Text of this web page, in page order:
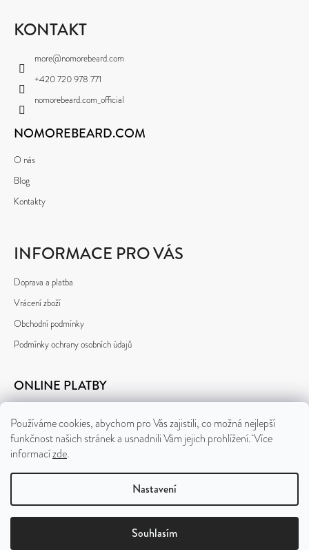
Používáme cookies, abychom pro Vás zajistili, co možná nejlepší
funkčnost našich stránek a usnadnili Vám jejich prohlížení. Více
informacízde.
Nastavení
Souhlasím
KONTAKT
more@nomorebeard.com
+420 720 978 771
nomorebeard.com_official
NOMOREBEARD.COM
O nás
Blog
Kontakty
INFORMACE PRO VÁS
Doprava a platba
Vrácení zboží
Obchodní podmínky
Podmínky ochrany osobních údajů
ONLINE PLATBY
Vytvořil Shoptet
&